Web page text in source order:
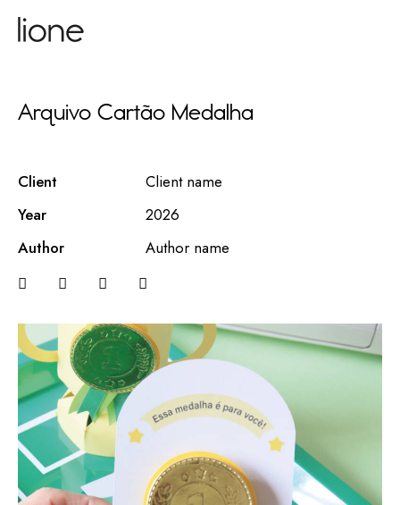
Arquivo Cartão Medalha
Client
Client name
Year
2026
Author
Author name